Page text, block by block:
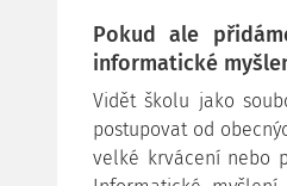
Pokud ale
informatické
Vidět školu jako
postupovat od
velké krvácení nebo